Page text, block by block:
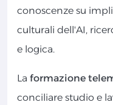
conoscenze su
culturali dell'AI,
e logica.
La formazione
conciliare studio e